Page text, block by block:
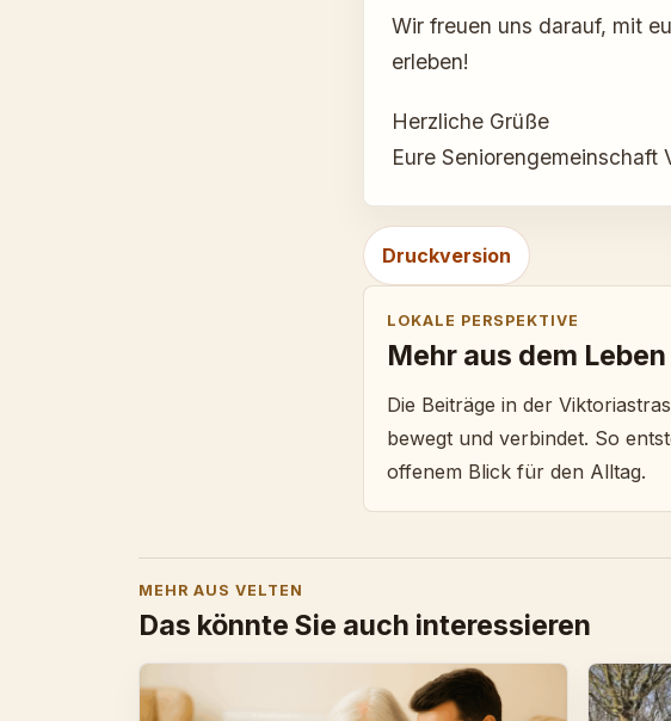
Wir freuen uns darauf, mit
erleben!
Herzliche Grüße
Eure Seniorengemeinschaft
Druckversion
LOKALE PERSPEKTIVE
Mehr aus dem
Die Beiträge in der
bewegt und verbindet. So
offenem Blick für den Alltag.
MEHR AUS VELTEN
Das könnte Sie auch interessieren